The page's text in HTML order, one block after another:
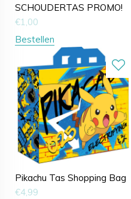
SCHOUDERTAS PROMO!
€1,00
Bestellen
Pikachu Tas Shopping Bag
€4,99